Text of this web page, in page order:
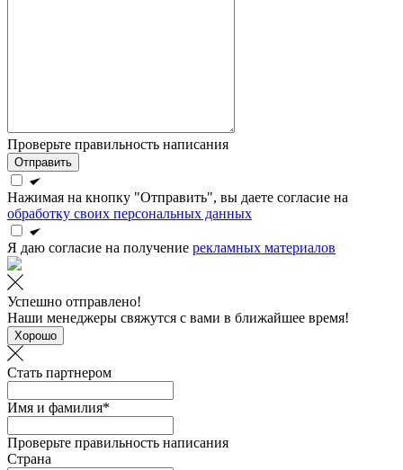
Проверьте правильность написания
Отправить
Нажимая на кнопку "Отправить", вы даете согласие на
обработку своих персональных данных
Я даю согласие на получение рекламных материалов
Успешно отправлено!
Наши менеджеры свяжутся с вами в ближайшее время!
Хорошо
Стать партнером
Имя и фамилия*
Проверьте правильность написания
Страна